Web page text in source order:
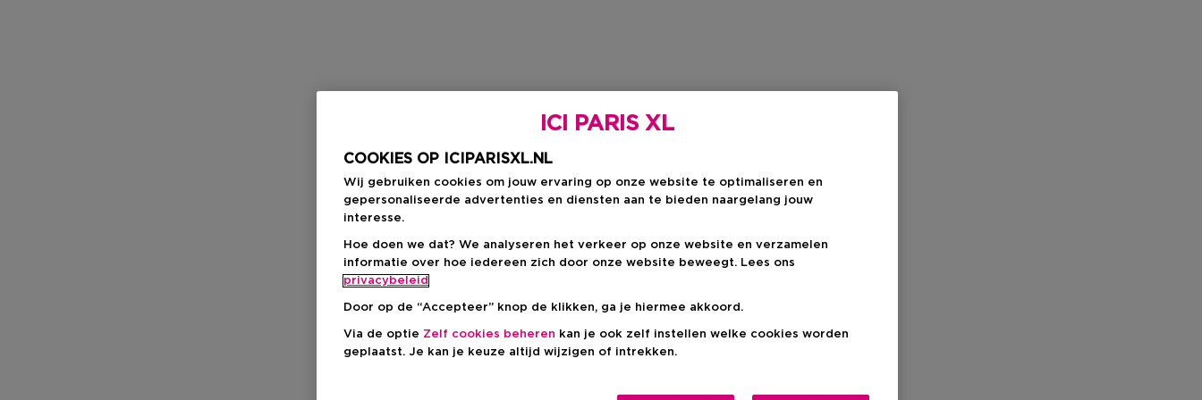
ICI PARIS XL
COOKIES OP ICIPARISXL.NL
Wij gebruiken cookies om jouw ervaring op onze website te optimaliseren en
gepersonaliseerde advertenties en diensten aan te bieden naargelang jouw
interesse.
Hoe doen we dat? We analyseren het verkeer op onze website en verzamelen
informatie over hoe iedereen zich door onze website beweegt. Lees ons
privacybeleid
Door op de “Accepteer” knop de klikken, ga je hiermee akkoord.
Via de optie Zelf cookies beheren kan je ook zelf instellen welke cookies worden
geplaatst. Je kan je keuze altijd wijzigen of intrekken.